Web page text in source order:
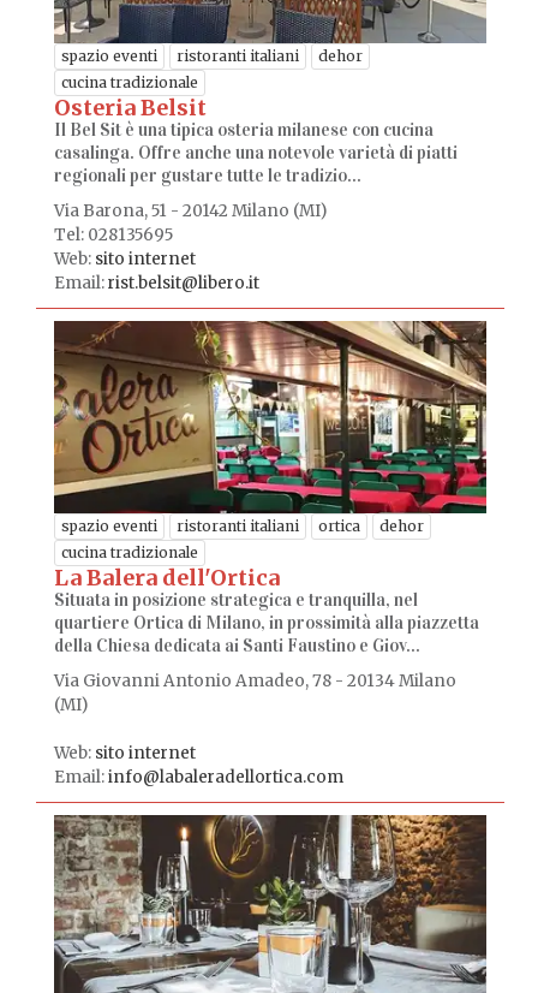
spazio eventi ristoranti italiani
dehor
cucina tradizionale
Osteria Belsit
Il Bel Sit è una tipica osteria milanese con cucina
casalinga. Offre anche una notevole varietà di piatti
regionali per gustare tutte le tradizio...
Via Barona, 51 - 20142 Milano (MI)
Tel: 028135695
Web: sito internet
Email:rist.belsit@libero.it
spazio eventi ristoranti italiani ortica
dehor
cucina tradizionale
La Balera dell'Ortica
Situata in posizione strategica e tranquilla, nel
quartiere Ortica di Milano, in prossimità alla piazzetta
della Chiesa dedicata ai Santi Faustino e Giov...
Via Giovanni Antonio Amadeo, 78 - 20134 Milano
(MI)
Web: sito internet
Email:info@labaleradellortica.com